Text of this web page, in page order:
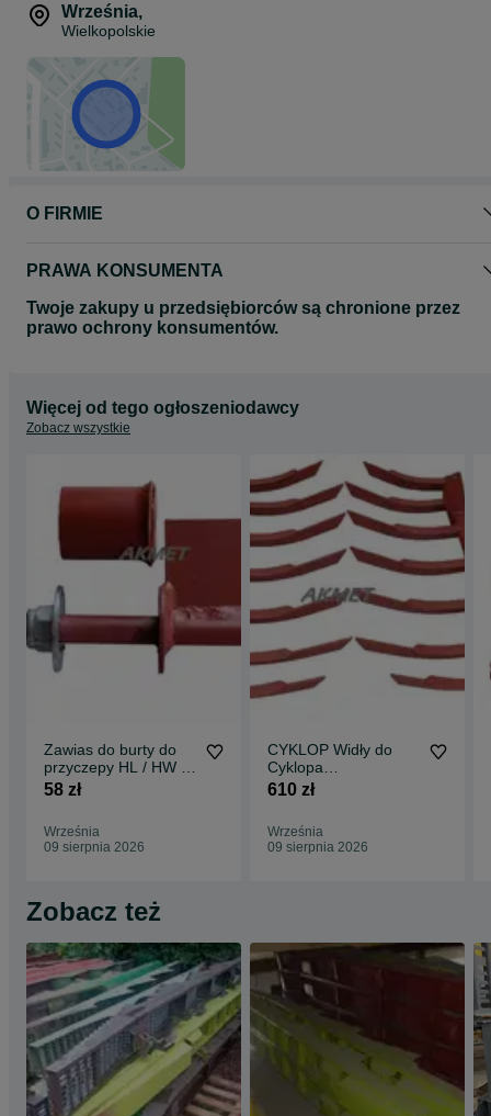
Września,
Wielkopolskie
O FIRMIE
PRAWA KONSUMENTA
Twoje zakupy u przedsiębiorców są chronione przez
prawo ochrony konsumentów.
Więcej od tego ogłoszeniodawcy
Zobacz wszystkie
Zawias do burty do
przyczepy HL / HW /
IFA j. ORYGINAŁ
58 zł
Września
09 sierpnia 2026
CYKLOP Widły do
Cyklopa
PRODUCENT
610 zł
Września
09 sierpnia 2026
Zobacz też